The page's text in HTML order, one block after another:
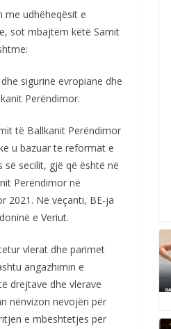
me udhëheqësit e
sot mbajtëm këtë Samit
sigurinë evropiane dhe
Perëndimor.
të Ballkanit Perëndimor
u bazuar te reformat e
secilit, gjë që është në
Perëndimor në
2021. Në veçanti, BE-ja
e Veriut.
vlerat dhe parimet
angazhimin e
drejtave dhe vlerave
nënvizon nevojën për
e mbështetjes për